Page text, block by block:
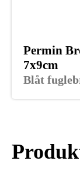
Blåt
Permin
7x9cm